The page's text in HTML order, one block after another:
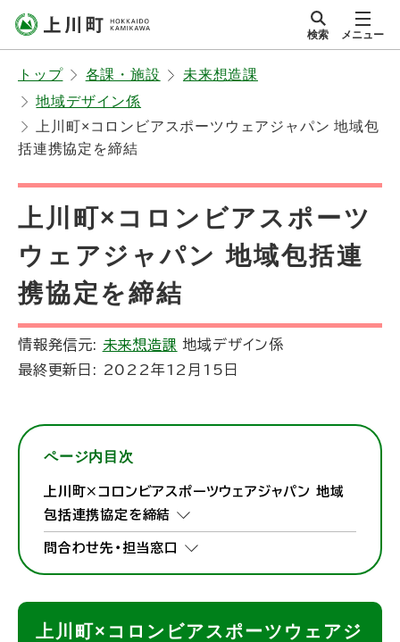
北海道上川町
Hokkaido Kamikawa
Twon
サイト内
検索 メニュー
トップ 各課・施設
未来想造課
地域デザイン係
上川町×コロンビアスポーツウェアジャパン 地域包
括連携協定を締結
上川町×コロンビアスポーツ
ウェアジャパン 地域包括連
携協定を締結
情報発信元: 未来想造課 地域デザイン係
最終更新日:
2022年12月15日
ページ内目次
上川町×コロンビアスポーツウェアジャパン 地域
包括連携協定を締結
問合わせ先・担当窓口
上川町×コロンビアスポーツウェアジ